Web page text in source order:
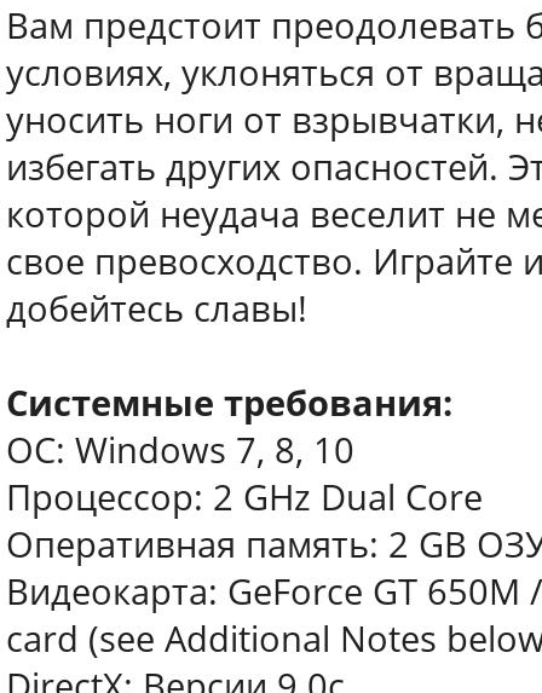
Вам предстоит преодолевать
условиях, уклоняться от
уносить ноги от взрывчатки,
избегать других опасностей.
которой неудача веселит не
свое превосходство. Играйте
добейтесь славы!
Системные требования:
ОС: Windows 7, 8, 10
Процессор: 2 GHz Dual Core
Оперативная память: 2 GB
Видеокарта: GeForce GT
card (see Additional Notes